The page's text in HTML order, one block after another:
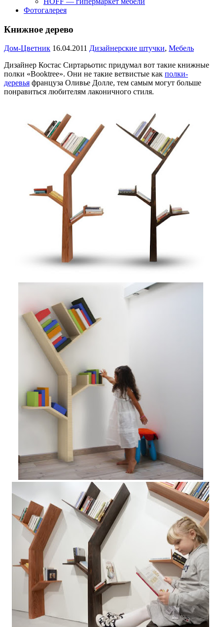
Фотогалерея
Книжное дерево
Дом-Цветник 16.04.2011 Дизайнерские штучки, Мебель
Дизайнер Костас Сиртарьотис придумал вот такие книжные
полки «Booktree». Они не такие ветвистые как полки-
деревья француза Оливье Долле, тем самым могут больше
понравиться любителям лаконичного стиля.